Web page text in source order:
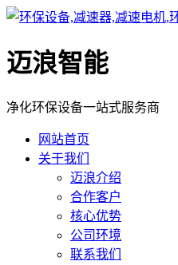
迈浪智能
净化环保设备一站式服务商
网站首页
关于我们
迈浪介绍
合作客户
核心优势
公司环境
联系我们